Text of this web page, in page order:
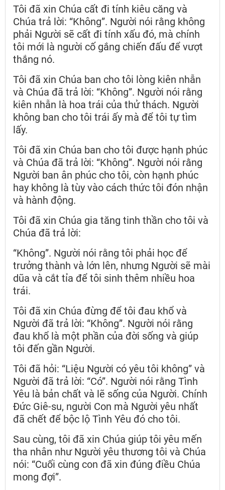
Tôi đã xin Chúa cất đi tính kiêu căng và
Chúa trả lời: “Không”. Người nói rằng không
phải Người sẽ cất đi tính xấu đó, mà chính
tôi mới là người cố gắng chiến đấu để vượt
thắng nó.
Tôi đã xin Chúa ban cho tôi lòng kiên nhẫn
và Chúa đã trả lời: “Không”. Người nói rằng
kiên nhẫn là hoa trái của thử thách. Người
không ban cho tôi trái ấy mà để tôi tự tìm
lấy.
Tôi đã xin Chúa ban cho tôi được hạnh phúc
và Chúa đã trả lời: “Không”. Người nói rằng
Người ban ân phúc cho tôi, còn hạnh phúc
hay không là tùy vào cách thức tôi đón nhận
và hành động.
Tôi đã xin Chúa gia tăng tinh thần cho tôi và
Chúa đã trả lời:
“Không”. Người nói rằng tôi phải học để
trưởng thành và lớn lên, nhưng Người sẽ mài
dũa và cắt tỉa để tôi sinh thêm nhiều hoa
trái.
Tôi đã xin Chúa đừng để tôi đau khổ và
Người đã trả lời: “Không”. Người nói rằng
đau khổ là một phần của đời sống và giúp
tôi đến gần Người.
Tôi đã hỏi: “Liệu Người có yêu tôi không” và
Người đã trả lời: “Có”. Người nói rằng Tình
Yêu là bản chất và lẽ sống của Người. Chính
Đức Giê-su, người Con mà Người yêu nhất
đã chết để bộc lộ Tình Yêu đó cho tôi.
Sau cùng, tôi đã xin Chúa giúp tôi yêu mến
tha nhân như Người yêu thương tôi và Chúa
nói: “Cuối cùng con đã xin đúng điều Chúa
mong đợi”.